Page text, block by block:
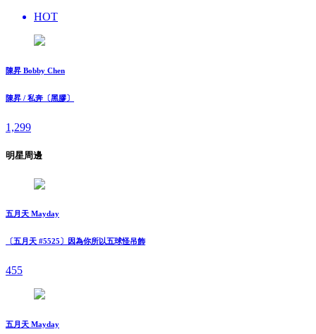
HOT
陳昇 Bobby Chen
陳昇 / 私奔〔黑膠〕
1,299
明星周邊
五月天 Mayday
〔五月天 #5525〕因為你所以五球怪吊飾
455
五月天 Mayday